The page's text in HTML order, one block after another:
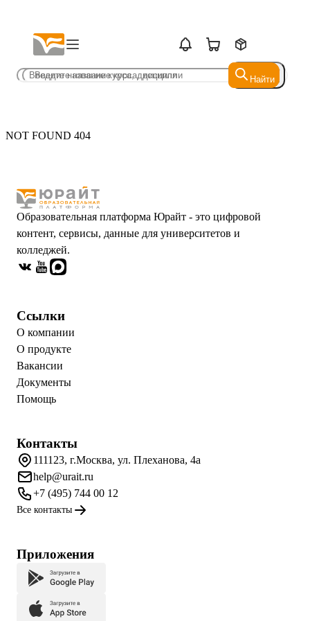
Найти
Найти
NOT FOUND 404
Образовательная платформа Юрайт - это цифровой
контент, сервисы, данные для университетов и
колледжей.
Ссылки
О компании
О продукте
Вакансии
Документы
Помощь
Контакты
111123, г.Москва, ул. Плеханова, 4а
help@urait.ru
+7 (495) 744 00 12
Все контакты
Приложения